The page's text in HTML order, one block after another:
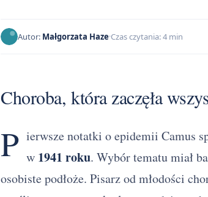
Autor: Małgorzata Haze Czas czytania: 4 min
Choroba, która zaczęła
P ierwsze notatki o epidemii Camus
w 1941 roku. Wybór tematu miał
osobiste podłoże. Pisarz od młodości